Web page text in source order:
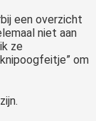
een overzicht
niet aan
ze
om